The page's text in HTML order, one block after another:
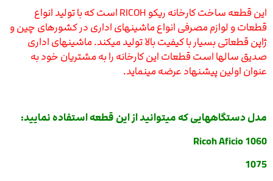
این قطعه ساخت کارخانه ریکو RICOH است که با تولید انواع
قطعات و لوازم مصرفی انواع ماشینهای اداری در کشورهای چین و
ژاپن قطعاتی بسیار با کیفیت بالا تولید میکند. ماشینهای اداری
صدیق سالها است قطعات این کارخانه را به مشتریان خود به
عنوان اولین پیشنهاد عرضه مینماید.
مدل دستگاههایی که میتوانید از این قطعه استفاده نمایید:
Ricoh Aficio 1060
1075